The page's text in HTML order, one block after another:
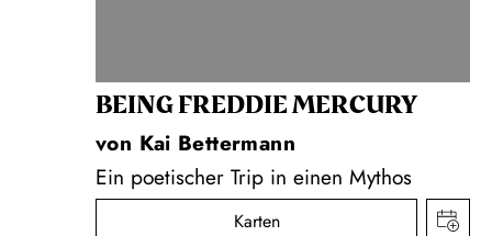
BEING FREDDIE MERCURY
von Kai Bettermann
Ein poetischer Trip in einen Mythos
Karten